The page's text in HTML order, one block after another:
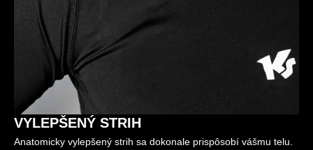
VYLEPŠENÝ STRIH
Anatomicky vylepšený strih sa dokonale prispôsobí vášmu telu.